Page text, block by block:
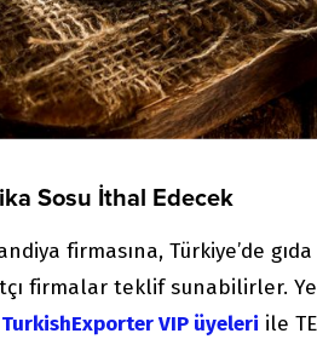
Sosu İthal Edecek
firmasına, Türkiye’de
firmalar teklif sunabilirler.
TurkishExporter VIP üyeleri ile